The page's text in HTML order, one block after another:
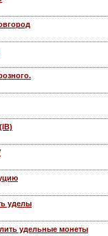
уделы
удельные монеты